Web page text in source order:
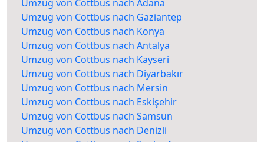
Umzug von Cottbus nach Adana
Umzug von Cottbus nach Gaziantep
Umzug von Cottbus nach Konya
Umzug von Cottbus nach Antalya
Umzug von Cottbus nach Kayseri
Umzug von Cottbus nach Diyarbakır
Umzug von Cottbus nach Mersin
Umzug von Cottbus nach Eskişehir
Umzug von Cottbus nach Samsun
Umzug von Cottbus nach Denizli